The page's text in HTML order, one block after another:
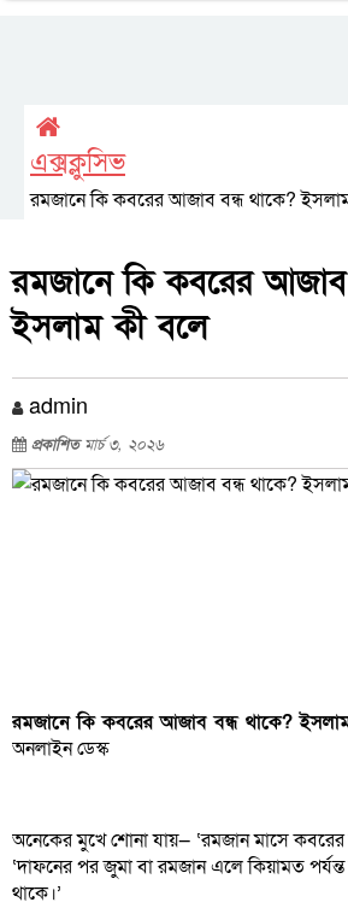
এক্সক্লুসিভ
রমজানে কি কবরের আজাব বন্ধ থাকে?
রমজানে কি কবরের আজাব
ইসলাম কী বলে
admin
প্রকাশিতমার্চ ৩, ২০২৬
রমজানে কি কবরের আজাব বন্ধ থাকে?
অনলাইন ডেস্ক
অনেকের মুখে শোনা যায়— ‘রমজান মাসে
‘দাফনের পর জুমা বা রমজান এলে কিয়ামত
থাকে।’